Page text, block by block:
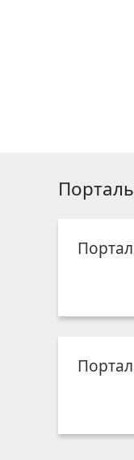
Портал